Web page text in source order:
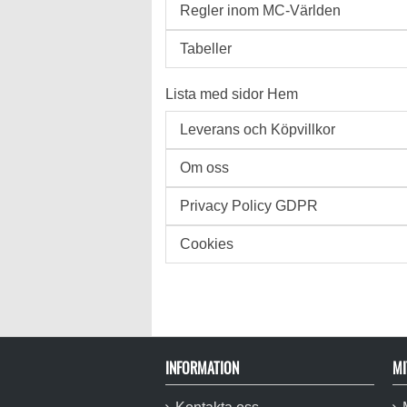
Regler inom MC-Världen
Tabeller
Lista med sidor Hem
Leverans och Köpvillkor
Om oss
Privacy Policy GDPR
Cookies
INFORMATION